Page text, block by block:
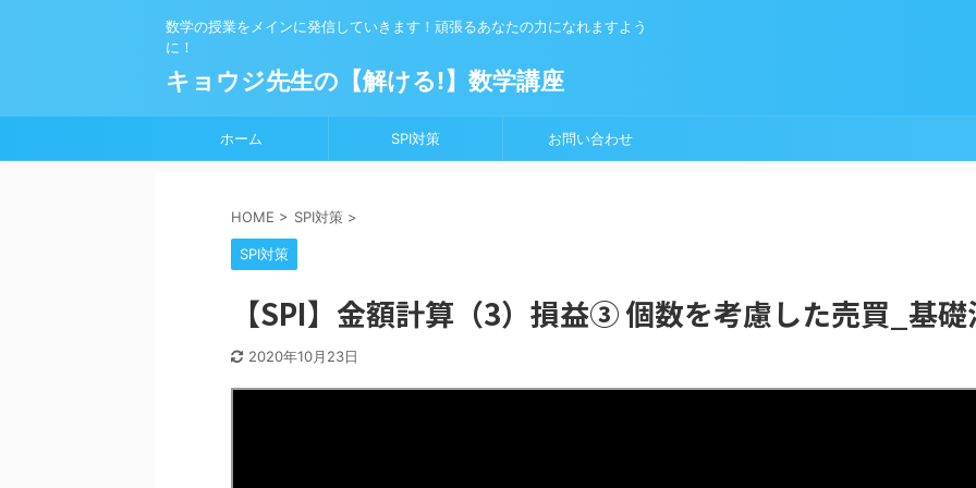
数学の授業をメインに発信していきます！頑張るあなたの力になれますよう
に！
キョウジ先生の【解ける!】数学講座
ホーム SPI対策 お問い合わせ
HOME > SPI対策 >
SPI対策
【SPI】金額計算（3）損益③ 個数を考慮した売買_基
2020年10月23日